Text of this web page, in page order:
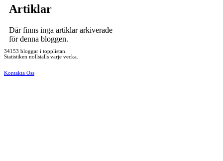
Artiklar
Där finns inga artiklar arkiverade
för denna bloggen.
34153 bloggar i topplistan.
Statistiken nollställs varje vecka.
Kontakta Oss